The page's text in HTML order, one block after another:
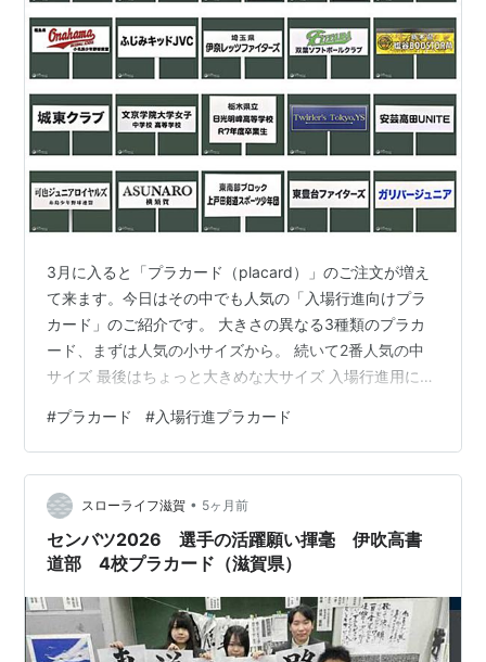
3月に入ると「プラカード（placard）」のご注文が増え
て来ます。今日はその中でも人気の「入場行進向けプラ
カード」のご紹介です。 大きさの異なる3種類のプラカ
ード、まずは人気の小サイズから。 続いて2番人気の中
サイズ 最後はちょっと大きめな大サイズ 入場行進用に
す。 これまでの製作事例がこちらです。 チームロゴなど
も入れられますし、このようにプレゼントにする場合は
裏面に「寄贈文字」を貼り付けることも可能です。 現在
ご注文が立て混んでおりますので、製作には中一週間ほ
どお時間を頂いている状況です。入場行進用以外にも
「告知・誘導向けプラカード」、…
#プラカード #入場行進プラカード
スローライフ滋賀 • 5ヶ月前
センバツ2026 選手の活躍願い揮毫 伊吹高書
道部 4校プラカード（滋賀県）